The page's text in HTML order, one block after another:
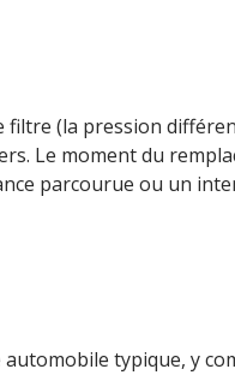
filtre (la pression
Le moment du
parcourue ou un
typique, y